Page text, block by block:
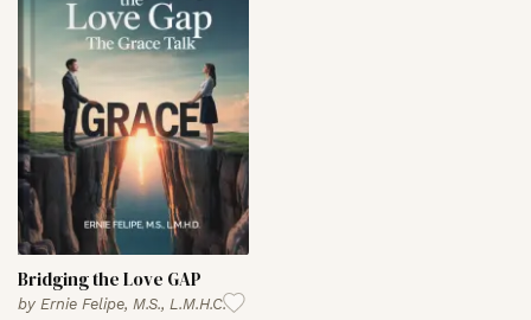
Bridging the Love GAP
by Ernie Felipe, M.S., L.M.H.C.